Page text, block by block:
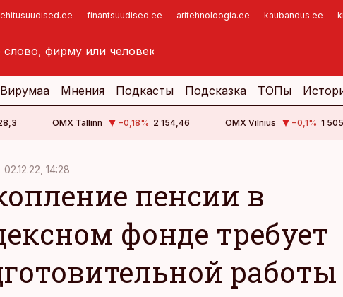
ehitusuudised.ee finantsuudised.ee aritehnoloogia.ee kaubandus.ee
Мнения Подкасты Подсказка ТОПы
OMX Tallinn −0,18% 2 154,46 OMX Vilnius −0,1% 1
02.12.22, 14:28
пенсии в
фонде требует
работы